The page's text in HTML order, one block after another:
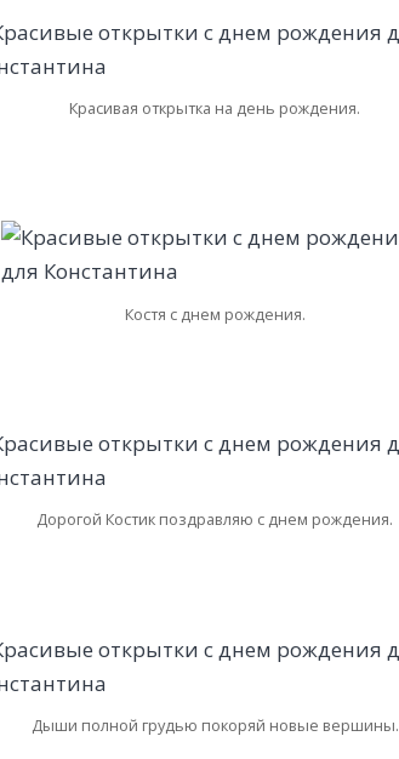
Красивая открытка на день рождения.
Костя с днем рождения.
Дорогой Костик поздравляю с днем рождения.
Дыши полной грудью покоряй новые вершины.